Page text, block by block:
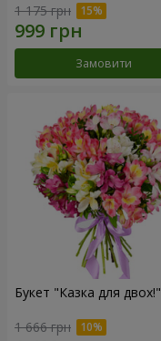
1 175 грн
Замовити
Букет "Казка для двох!"
1 666 грн